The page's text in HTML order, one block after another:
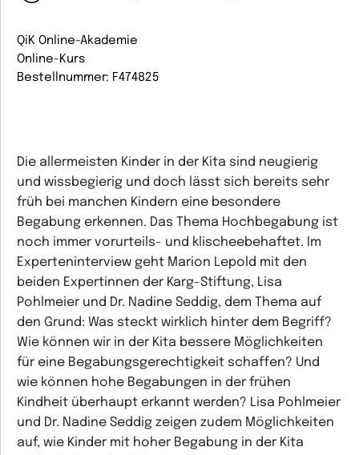
QiK Online-Akademie
Online-Kurs
Bestellnummer: F474825
Die allermeisten Kinder in der Kita sind neugierig
und wissbegierig und doch lässt sich bereits sehr
früh bei manchen Kindern eine besondere
Begabung erkennen. Das Thema Hochbegabung ist
noch immer vorurteils- und klischeebehaftet. Im
Experteninterview geht Marion Lepold mit den
beiden Expertinnen der Karg-Stiftung, Lisa
Pohlmeier und Dr. Nadine Seddig, dem Thema auf
den Grund: Was steckt wirklich hinter dem Begriff?
Wie können wir in der Kita bessere Möglichkeiten
für eine Begabungsgerechtigkeit schaffen? Und
wie können hohe Begabungen in der frühen
Kindheit überhaupt erkannt werden? Lisa Pohlmeier
und Dr. Nadine Seddig zeigen zudem Möglichkeiten
auf, wie Kinder mit hoher Begabung in der Kita